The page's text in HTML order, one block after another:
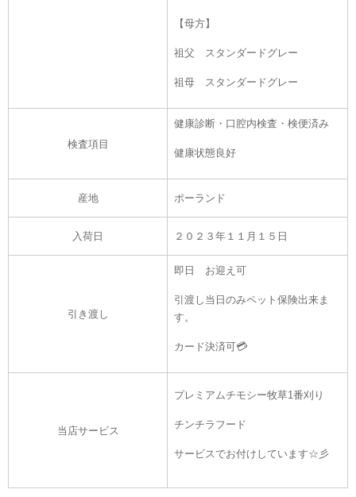
【母方】
祖父 スタンダードグレー
祖母 スタンダードグレー
検査項目
健康診断・口腔内検査・検便済み
健康状態良好
産地 ポーランド
入荷日 ２０２３年１１月１５ 日
引き渡し
即日 お迎え可
引渡し当日のみペット保険出来ま
す。
カード決済可💳
当店サービス
プレミアムチモシー牧草1番刈り
チンチラフード
サービスでお付けしています☆彡